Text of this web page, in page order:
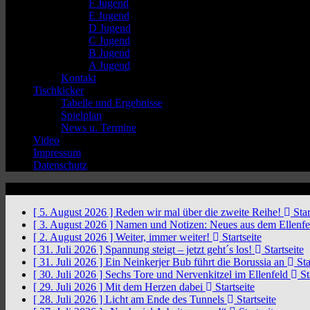
F Jugend
E Jugend
D Jugend
C Jugend
B Jugend
A Jugend
Kontakt
Tischkicker
Tabelle und Ergebnisse
Spielplan
News u. Termine
Video
Impressum
Datenschutz
[ 5. August 2026 ] Reden wir mal über die zweite Reihe!
[ 3. August 2026 ] Namen und Notizen: Neues aus dem
[ 2. August 2026 ] Weiter, immer weiter!
Startseite
[ 31. Juli 2026 ] Spannung steigt – jetzt geht´s los!
Startseite
[ 31. Juli 2026 ] Ein Neinkerjer Bub führt die Borussia an
[ 30. Juli 2026 ] Sechs Tore und Nervenkitzel im Ellenfeld
[ 29. Juli 2026 ] Mit dem Herzen dabei
Startseite
[ 28. Juli 2026 ] Licht am Ende des Tunnels
Startseite